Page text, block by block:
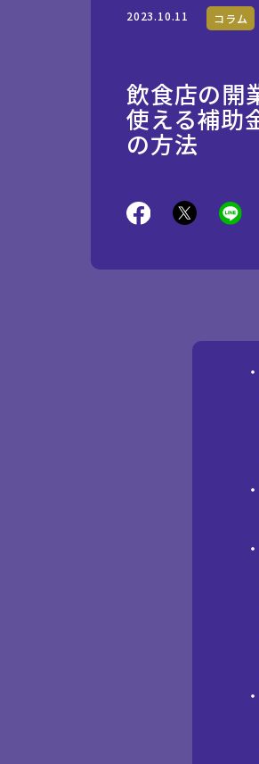
2023.10.11 コラム
飲食店の開
使える補助
の方法